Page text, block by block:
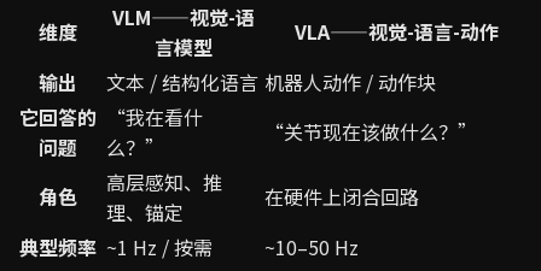
维度
VLM——视觉-语
言模型
VLA——视觉-语言-动作
输出
文本 / 结构化语言 机器人动作 / 动作块
它回答的
问题
“我在看什
么？”
“关节现在该做什么？”
角色
高层感知、推
理、锚定
在硬件上闭合回路
典型频率 ~1 Hz / 按需
~10–50 Hz